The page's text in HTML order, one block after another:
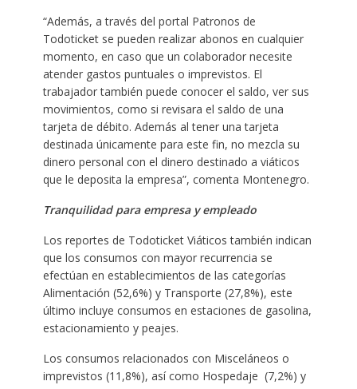
“Además, a través del portal Patronos de
Todoticket se pueden realizar abonos en cualquier
momento, en caso que un colaborador necesite
atender gastos puntuales o imprevistos. El
trabajador también puede conocer el saldo, ver sus
movimientos, como si revisara el saldo de una
tarjeta de débito. Además al tener una tarjeta
destinada únicamente para este fin, no mezcla su
dinero personal con el dinero destinado a viáticos
que le deposita la empresa”, comenta Montenegro.
Tranquilidad para empresa y empleado
Los reportes de Todoticket Viáticos también indican
que los consumos con mayor recurrencia se
efectúan en establecimientos de las categorías
Alimentación (52,6%) y Transporte (27,8%), este
último incluye consumos en estaciones de gasolina,
estacionamiento y peajes.
Los consumos relacionados con Misceláneos o
imprevistos (11,8%), así como Hospedaje (7,2%) y